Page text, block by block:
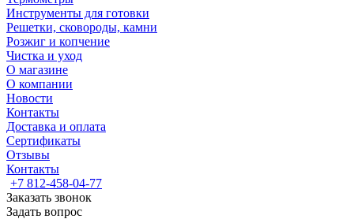
Инструменты для готовки
Решетки, сковороды, камни
Розжиг и копчение
Чистка и уход
О магазине
О компании
Новости
Контакты
Доставка и оплата
Сертификаты
Отзывы
Контакты
+7 812-458-04-77
Заказать звонок
Задать вопрос